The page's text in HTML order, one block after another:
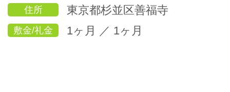
住所 東京都杉並区善福寺
敷金/礼金 1ヶ月 ／ 1ヶ月